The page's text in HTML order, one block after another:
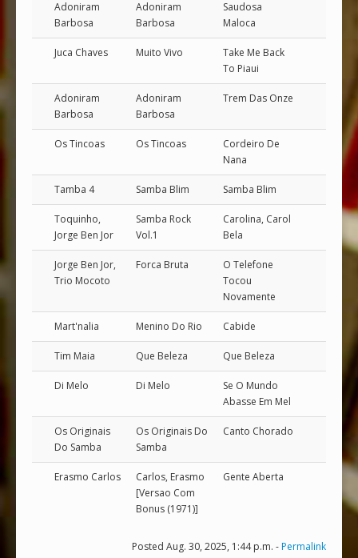
Adoniram
Barbosa
Adoniram
Barbosa
Saudosa
Maloca
Juca Chaves Muito Vivo
Take Me Back
To Piaui
Adoniram
Barbosa
Adoniram
Barbosa
Trem Das Onze
Os Tincoas Os Tincoas
Cordeiro De
Nana
Tamba 4 Samba Blim Samba Blim
Toquinho,
Jorge Ben Jor
Samba Rock
Vol.1
Carolina, Carol
Bela
Jorge Ben Jor,
Trio Mocoto
Forca Bruta
O Telefone
Tocou
Novamente
Mart'nalia Menino Do Rio Cabide
Tim Maia Que Beleza Que Beleza
Di Melo Di Melo
Se O Mundo
Abasse Em Mel
Os Originais
Do Samba
Os Originais Do
Samba
Canto Chorado
Erasmo Carlos
Carlos, Erasmo
[Versao Com
Bonus (1971)]
Gente Aberta
Posted Aug. 30, 2025, 1:44 p.m. -Permalink